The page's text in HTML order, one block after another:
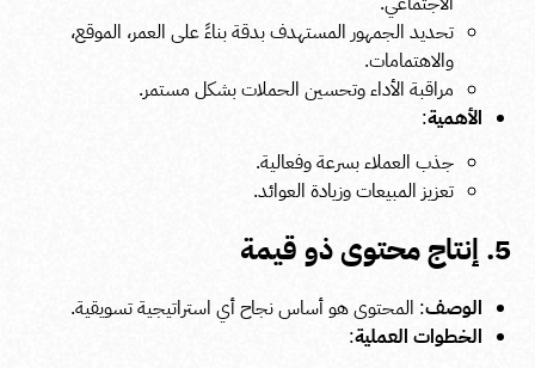
تحديد الجمهور المستهدف بدقة بناءً على العمر، الموقع،
والاهتمامات.
مراقبة الأداء وتحسين الحملات بشكل مستمر.
الأهمية:
جذب العملاء بسرعة وفعالية.
تعزيز المبيعات وزيادة العوائد.
5. إنتاج محتوى ذو قيمة
الوصف: المحتوى هو أساس نجاح أي استراتيجية تسويقية.
الخطوات العملية: